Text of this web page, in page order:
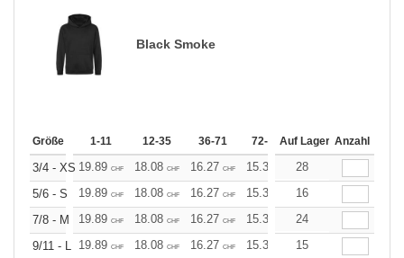
Black Smoke
Größe 1-11 12-35 36-71 72-143 144-287 288 +
Auf Lager Anzahl
3/4 - XS 19.89 CHF 18.08 CHF 16.27 CHF 15.37 14.46
28
5/6 - S
19.89 CHF 18.08 CHF 16.27 CHF 15.37 14.46
16
7/8 - M
19.89 CHF 18.08 CHF 16.27 CHF 15.37 14.46
24
9/11 - L 19.89 CHF 18.08 CHF 16.27 CHF 15.37 14.46
15